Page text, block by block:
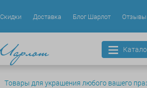
Скидки Доставка Блог Шарлот Отзывы
Товары для украшения любого вашего